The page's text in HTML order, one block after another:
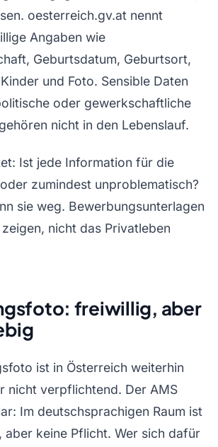
oesterreich.gv.at nennt
Angaben wie
Geburtsdatum, Geburtsort,
und Foto. Sensible Daten
oder gewerkschaftliche
nicht in den Lebenslauf.
Ist jede Information für die
zumindest unproblematisch?
sie weg. Bewerbungsunterlagen
nicht das Privatleben
freiwillig, aber
ist in Österreich weiterhin
nicht verpflichtend. Der AMS
Im deutschsprachigen Raum ist
aber keine Pflicht. Wer sich dafür